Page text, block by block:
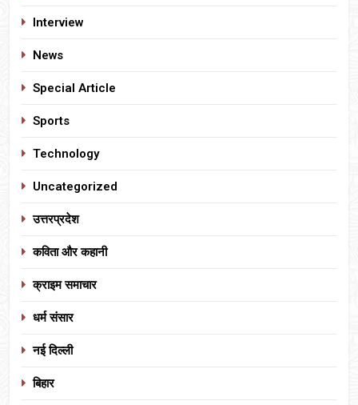
Interview
News
Special Article
Sports
Technology
Uncategorized
उत्तरप्रदेश
कविता और कहानी
क्राइम समाचार
धर्म संसार
नई दिल्ली
बिहार